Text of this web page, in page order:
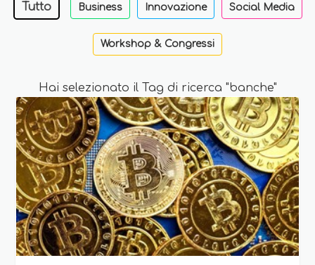
Tutto Business Innovazione Social Media
Workshop & Congressi
Hai selezionato il Tag di ricerca "banche"